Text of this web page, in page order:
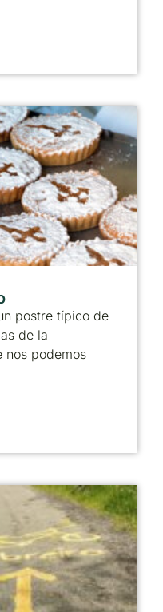
postre típico de
de la
nos podemos